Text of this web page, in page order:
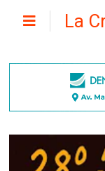
La